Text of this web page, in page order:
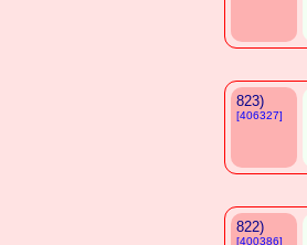
823)
[406327]
822)
[400386]